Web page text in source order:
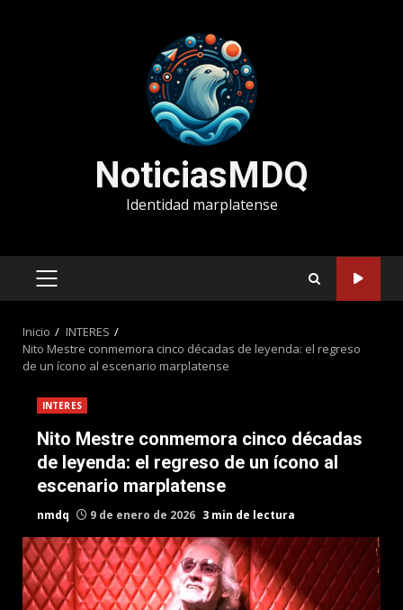
NoticiasMDQ
Identidad marplatense
MENÚ
Inicio
INTERES
Nito Mestre conmemora cinco décadas de leyenda: el regreso
de un ícono al escenario marplatense
INTERES
Nito Mestre conmemora cinco décadas
de leyenda: el regreso de un ícono al
escenario marplatense
nmdq 9 de enero de 2026 3 min de lectura